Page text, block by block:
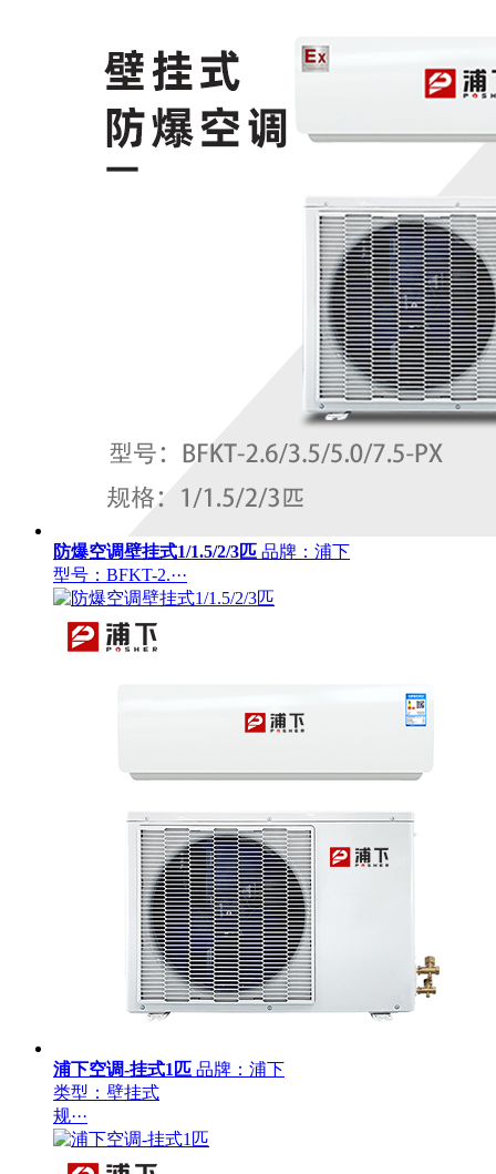
防爆空调壁挂式1/1.5/2/3匹 品牌：浦下
型号：BFKT-2.···
浦下空调-挂式1匹 品牌：浦下
类型：壁挂式
规···